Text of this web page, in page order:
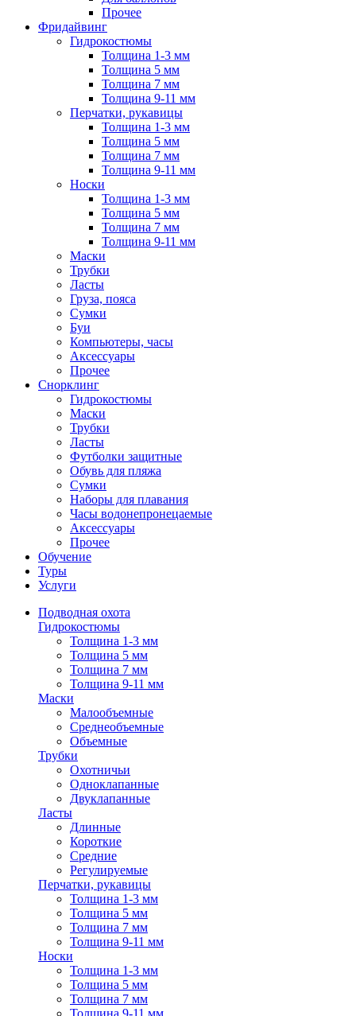
Прочее
Фридайвинг
Гидрокостюмы
Толщина 1-3 мм
Толщина 5 мм
Толщина 7 мм
Толщина 9-11 мм
Перчатки, рукавицы
Толщина 1-3 мм
Толщина 5 мм
Толщина 7 мм
Толщина 9-11 мм
Носки
Толщина 1-3 мм
Толщина 5 мм
Толщина 7 мм
Толщина 9-11 мм
Маски
Трубки
Ласты
Груза, пояса
Сумки
Буи
Компьютеры, часы
Аксессуары
Прочее
Снорклинг
Гидрокостюмы
Маски
Трубки
Ласты
Футболки защитные
Обувь для пляжа
Сумки
Наборы для плавания
Часы водонепронецаемые
Аксессуары
Прочее
Обучение
Туры
Услуги
Подводная охота
Гидрокостюмы
Толщина 1-3 мм
Толщина 5 мм
Толщина 7 мм
Толщина 9-11 мм
Маски
Малообъемные
Среднеобъемные
Объемные
Трубки
Охотничьи
Одноклапанные
Двуклапанные
Ласты
Длинные
Короткие
Средние
Регулируемые
Перчатки, рукавицы
Толщина 1-3 мм
Толщина 5 мм
Толщина 7 мм
Толщина 9-11 мм
Носки
Толщина 1-3 мм
Толщина 5 мм
Толщина 7 мм
Толщина 9-11 мм